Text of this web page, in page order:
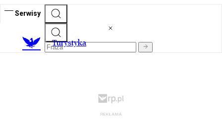
Serwisy
Turystyka